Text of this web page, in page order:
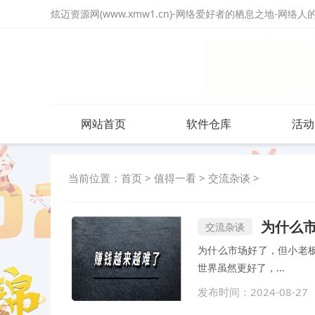
炫迈资源网(www.xmw1.cn)-网络爱好者的栖息之地-网络人
网站首页 软件仓库 活
当前位置： 首页 > 值得一看 > 交流杂谈 >
交流杂谈 为什么
为什么市场好了，但小老
世界虽然更好了，...
发布时间：2024-08-27